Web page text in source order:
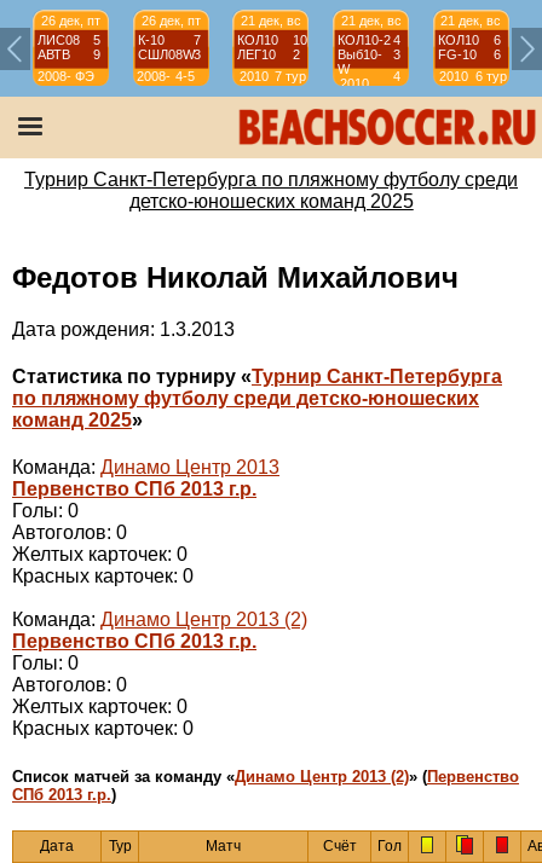
26 дек, пт
ЛИС08
5
АВТВ
9
2008-
2009
ФЭ
26 дек, пт
К-10
7
СШЛ08W3
2008-
2009
4-5
21 дек, вс
КОЛ10
10
ЛЕГ10
2
2010 7 тур
21 дек, вс
КОЛ10-24
Выб10-
W
3
2010
4
тур
21 дек, вс
КОЛ10
6
FG-10
6
2010 6 тур
Турнир Санкт-Петербурга по пляжному футболу среди
детско-юношеских команд 2025
Федотов Николай Михайлович
Дата рождения: 1.3.2013
Статистика по турниру «Турнир Санкт-Петербурга
по пляжному футболу среди детско-юношеских
команд 2025»
Команда: Динамо Центр 2013
Первенство СПб 2013 г.р.
Голы: 0
Автоголов: 0
Желтых карточек: 0
Красных карточек: 0
Команда: Динамо Центр 2013 (2)
Первенство СПб 2013 г.р.
Голы: 0
Автоголов: 0
Желтых карточек: 0
Красных карточек: 0
Cписок матчей за команду «Динамо Центр 2013 (2)» (Первенство
СПб 2013 г.р.)
Дата Тур Матч Счёт Гол